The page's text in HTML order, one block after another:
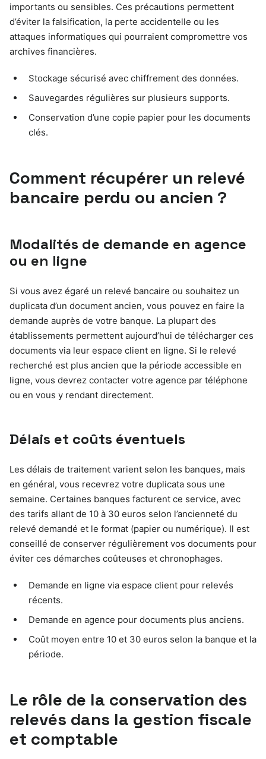
importants ou sensibles. Ces précautions permettent
d’éviter la falsification, la perte accidentelle ou les
attaques informatiques qui pourraient compromettre vos
archives financières.
Stockage sécurisé avec chiffrement des données.
Sauvegardes régulières sur plusieurs supports.
Conservation d’une copie papier pour les documents
clés.
Comment récupérer un relevé
bancaire perdu ou ancien ?
Modalités de demande en agence
ou en ligne
Si vous avez égaré un relevé bancaire ou souhaitez un
duplicata d’un document ancien, vous pouvez en faire la
demande auprès de votre banque. La plupart des
établissements permettent aujourd’hui de télécharger ces
documents via leur espace client en ligne. Si le relevé
recherché est plus ancien que la période accessible en
ligne, vous devrez contacter votre agence par téléphone
ou en vous y rendant directement.
Délais et coûts éventuels
Les délais de traitement varient selon les banques, mais
en général, vous recevrez votre duplicata sous une
semaine. Certaines banques facturent ce service, avec
des tarifs allant de 10 à 30 euros selon l’ancienneté du
relevé demandé et le format (papier ou numérique). Il est
conseillé de conserver régulièrement vos documents pour
éviter ces démarches coûteuses et chronophages.
Demande en ligne via espace client pour relevés
récents.
Demande en agence pour documents plus anciens.
Coût moyen entre 10 et 30 euros selon la banque et la
période.
Le rôle de la conservation des
relevés dans la gestion fiscale
et comptable